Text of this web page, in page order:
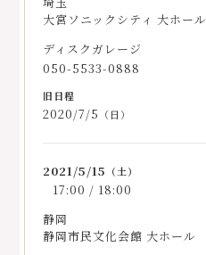
大宮ソニックシティ 大ホール
ディスクガレージ
050-5533-0888
2020/7/5 （日）
2021/5/15 （土）
17:00 / 18:00
静岡
静岡市民文化会館 大ホール